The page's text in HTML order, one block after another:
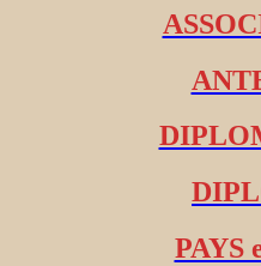
PAYS